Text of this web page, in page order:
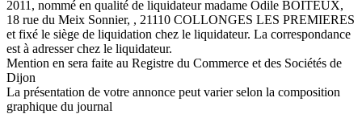
2011, nommé en qualité de liquidateur madame Odile BOITEUX,
18 rue du Meix Sonnier, , 21110 COLLONGES LES PREMIERES
et fixé le siège de liquidation chez le liquidateur. La correspondance
est à adresser chez le liquidateur.
Mention en sera faite au Registre du Commerce et des Sociétés de
Dijon
La présentation de votre annonce peut varier selon la composition
graphique du journal